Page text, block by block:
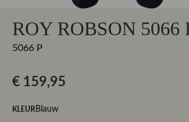
ROY ROBSON 5066
5066 P
€ 159,95
KLEURBlauw